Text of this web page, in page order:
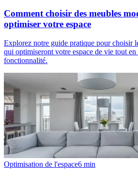
Comment choisir des meubles
optimiser votre espace
Explorez notre guide pratique pour choisir
qui optimiseront votre espace de vie tout
fonctionnalité.
Optimisation de l'espace6 min